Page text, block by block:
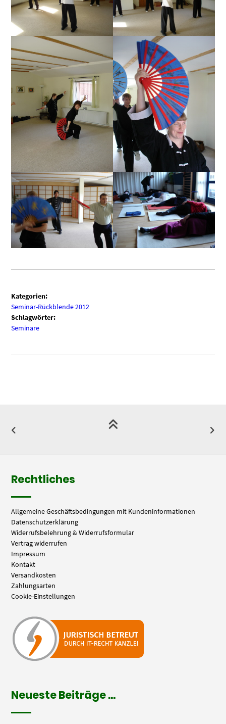
Kategorien:
Seminar-Rückblende 2012
Schlagwörter:
Seminare
Rechtliches
Allgemeine Geschäftsbedingungen mit Kundeninformationen
Datenschutzerklärung
Widerrufsbelehrung & Widerrufsformular
Vertrag widerrufen
Impressum
Kontakt
Versandkosten
Zahlungsarten
Cookie-Einstellungen
Neueste Beiträge …